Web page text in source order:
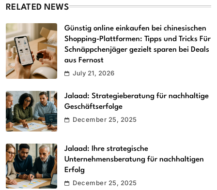
RELATED NEWS
Günstig online einkaufen bei chinesischen
Shopping-Plattformen: Tipps und Tricks Für
Schnäppchenjäger gezielt sparen bei Deals
aus Fernost
July 21, 2026
Jalaad: Strategieberatung für nachhaltige
Geschäftserfolge
December 25, 2025
Jalaad: Ihre strategische
Unternehmensberatung für nachhaltigen
Erfolg
December 25, 2025